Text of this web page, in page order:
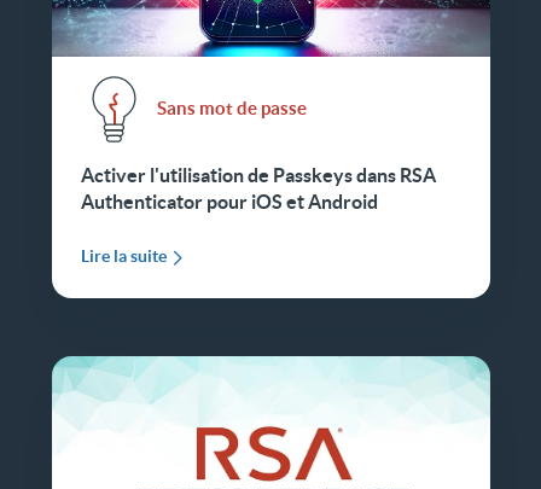
Sans mot de passe
Activer l'utilisation de Passkeys dans RSA
Authenticator pour iOS et Android
Lire la suite